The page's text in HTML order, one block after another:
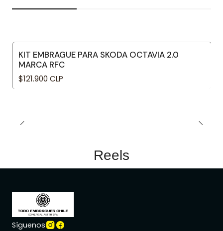
KIT EMBRAGUE PARA SKODA OCTAVIA 2.0
MARCA RFC
$121.900 CLP
Reels
Síguenos